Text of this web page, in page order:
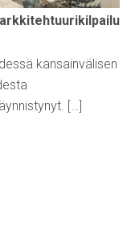
arkkitehtuurikilpailu
kansainvälisen
[…]